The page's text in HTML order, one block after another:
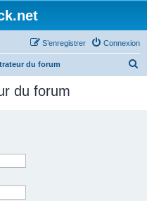
Connexion
S’enregistrer
du forum
du forum